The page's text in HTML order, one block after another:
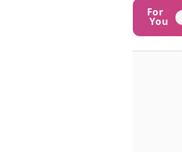
For
You